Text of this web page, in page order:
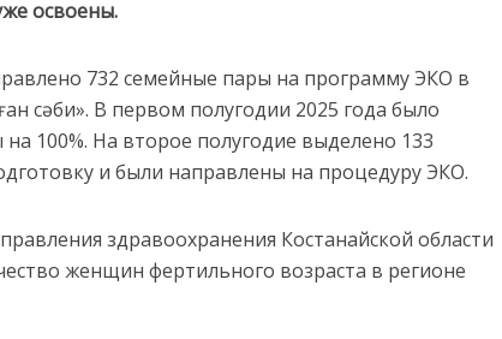
освоены.
732 семейные пары на программу ЭКО в
сәби». В первом полугодии 2025 года было
100%. На второе полугодие выделено 133
и были направлены на процедуру ЭКО.
здравоохранения Костанайской области
женщин фертильного возраста в регионе